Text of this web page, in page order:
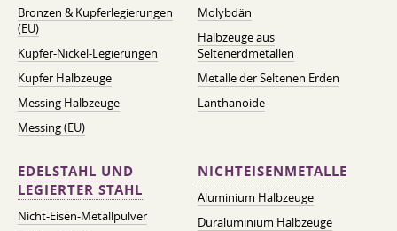
Bronzen & Kupferlegierungen
(EU)
Kupfer-Nickel-Legierungen
Kupfer Halbzeuge
Messing Halbzeuge
Messing (EU)
Molybdän
Halbzeuge aus
Seltenerdmetallen
Metalle der Seltenen Erden
Lanthanoide
EDELSTAHL UND
LEGIERTER STAHL
Nicht-Eisen-Metallpulver
NICHTEISENMETALLE
Aluminium Halbzeuge
Duraluminium Halbzeuge